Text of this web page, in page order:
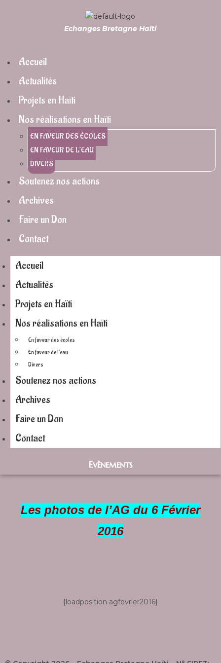
Echanges Bretagne Haïti
Accueil
Actualités
Projets en Haïti
Nos réalisations en Haïti
EN FAVEUR DES ÉCOLES
EN FAVEUR DE L’EAU
DIVERS
Soutenez nos actions
Archives
Faire un Don
Contact
Accueil
Actualités
Projets en Haïti
Nos réalisations en Haïti
En faveur des écoles
En faveur de l’eau
Divers
Soutenez nos actions
Archives
Faire un Don
Contact
Evènements
Les photos de l’AG du 6 Février
2016
{loadposition agfevrier2016}